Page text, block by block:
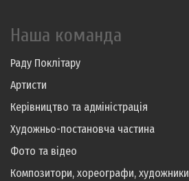
Наша команда
Раду Поклітару
Артисти
Керівництво та адміністрація
Художньо-постановча частина
Фото та відео
Композитори, хореографи, художники